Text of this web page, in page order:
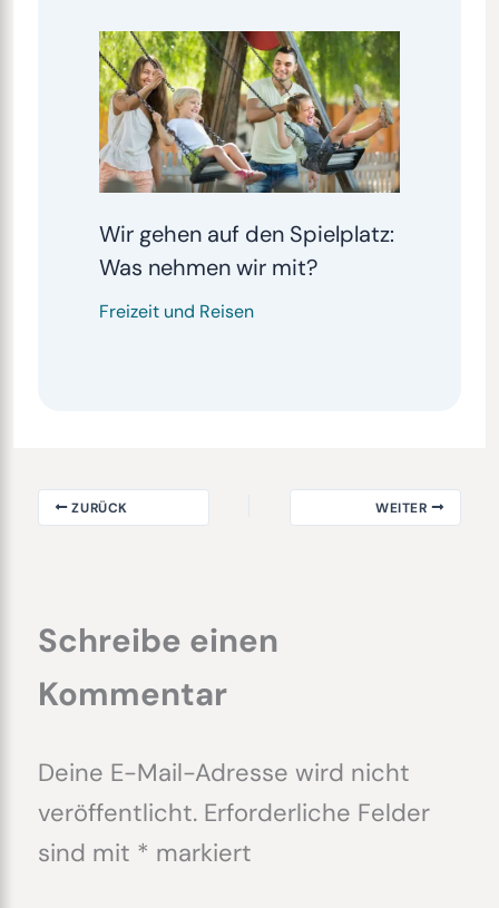
Wir gehen auf den Spielplatz:
Was nehmen wir mit?
Freizeit und Reisen
ZURÜCK WEITER
Schreibe einen
Kommentar
Deine E-Mail-Adresse wird nicht
veröffentlicht. Erforderliche Felder
sind mit * markiert